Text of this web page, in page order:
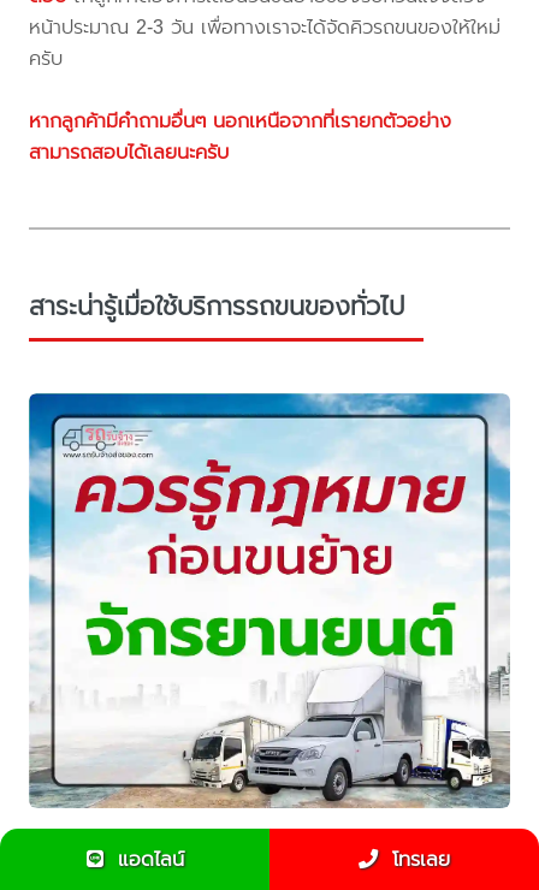
หน้าประมาณ 2-3 วัน เพื่อทางเราจะได้จัดคิวรถขนของให้ใหม่
ครับ
หากลูกค้ามีคำถามอื่นๆ นอกเหนือจากที่เรายกตัวอย่าง
สามารถสอบได้เลยนะครับ
สาระน่ารู้เมื่อใช้บริการรถขนของทั่วไป
กฎหมายการขนย้ายรถจักรยานยนต์ สิ่งที่ทุกคนควรรู้ก่อนขน
แอดไลน์ โทรเลย